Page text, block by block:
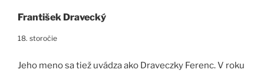
František Dravecký
18. storočie
Jeho meno sa tiež uvádza ako Draveczky Ferenc. V roku